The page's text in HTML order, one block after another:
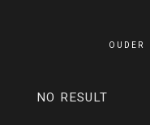
OUDER
NO RESULT